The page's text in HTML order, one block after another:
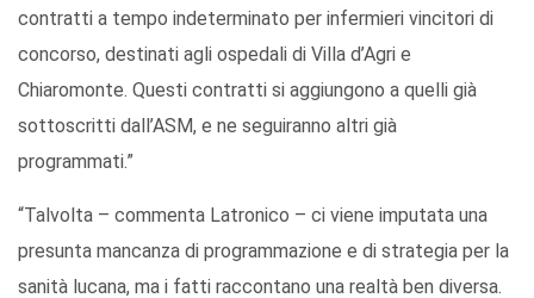
contratti a tempo indeterminato per infermieri vincitori di
concorso, destinati agli ospedali di Villa d’Agri e
Chiaromonte. Questi contratti si aggiungono a quelli già
sottoscritti dall’ASM, e ne seguiranno altri già
programmati.”
“Talvolta – commenta Latronico – ci viene imputata una
presunta mancanza di programmazione e di strategia per la
sanità lucana, ma i fatti raccontano una realtà ben diversa.